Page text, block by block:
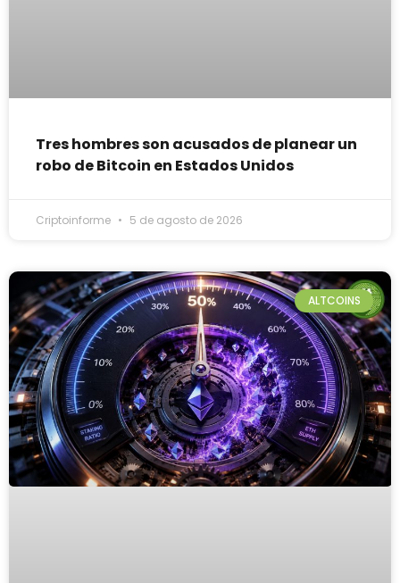
Tres hombres son acusados de planear un
robo de Bitcoin en Estados Unidos
Criptoinforme 5 de agosto de 2026
ALTCOINS